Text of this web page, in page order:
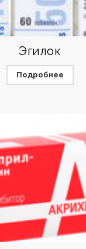
Эгилок
Подробнее